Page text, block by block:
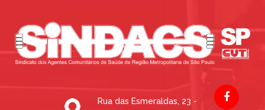
Rua das Esmeraldas, 23 -